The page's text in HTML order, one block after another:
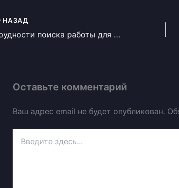
НАЗАД
Трудности поиска работы для дизайнеров
Оставьте комментарий
Ваш адрес email не будет опубликован.
здесь...